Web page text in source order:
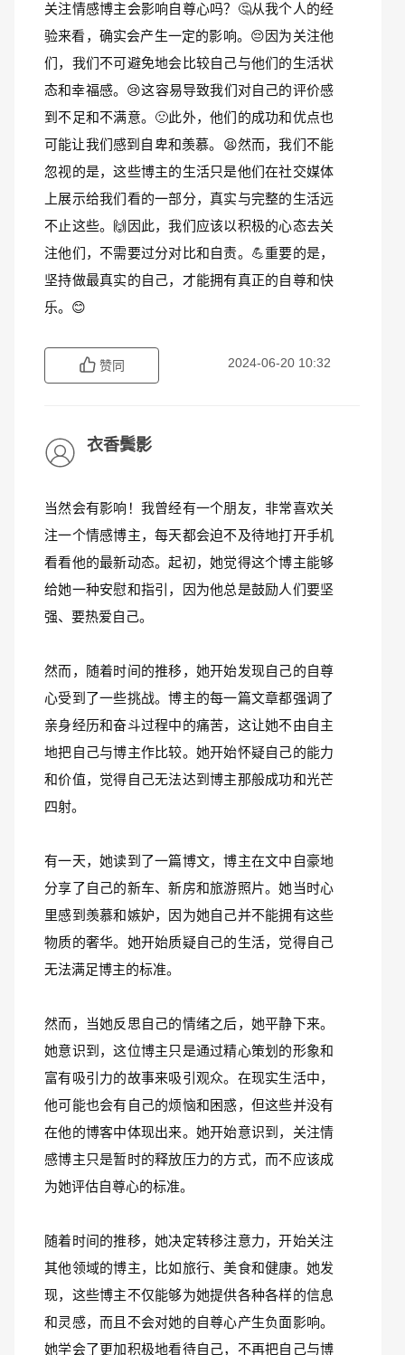
关注情感博主会影响自尊心吗？🤔从我个人的经
验来看，确实会产生一定的影响。😔因为关注他
们，我们不可避免地会比较自己与他们的生活状
态和幸福感。😢这容易导致我们对自己的评价感
到不足和不满意。🙁此外，他们的成功和优点也
可能让我们感到自卑和羡慕。😫然而，我们不能
忽视的是，这些博主的生活只是他们在社交媒体
上展示给我们看的一部分，真实与完整的生活远
不止这些。🙌因此，我们应该以积极的心态去关
注他们，不需要过分对比和自责。💪重要的是，
坚持做最真实的自己，才能拥有真正的自尊和快
乐。😊
赞同 2024-06-20 10:32
衣香鬓影
当然会有影响！我曾经有一个朋友，非常喜欢关
注一个情感博主，每天都会迫不及待地打开手机
看看他的最新动态。起初，她觉得这个博主能够
给她一种安慰和指引，因为他总是鼓励人们要坚
强、要热爱自己。
然而，随着时间的推移，她开始发现自己的自尊
心受到了一些挑战。博主的每一篇文章都强调了
亲身经历和奋斗过程中的痛苦，这让她不由自主
地把自己与博主作比较。她开始怀疑自己的能力
和价值，觉得自己无法达到博主那般成功和光芒
四射。
有一天，她读到了一篇博文，博主在文中自豪地
分享了自己的新车、新房和旅游照片。她当时心
里感到羡慕和嫉妒，因为她自己并不能拥有这些
物质的奢华。她开始质疑自己的生活，觉得自己
无法满足博主的标准。
然而，当她反思自己的情绪之后，她平静下来。
她意识到，这位博主只是通过精心策划的形象和
富有吸引力的故事来吸引观众。在现实生活中，
他可能也会有自己的烦恼和困惑，但这些并没有
在他的博客中体现出来。她开始意识到，关注情
感博主只是暂时的释放压力的方式，而不应该成
为她评估自尊心的标准。
随着时间的推移，她决定转移注意力，开始关注
其他领域的博主，比如旅行、美食和健康。她发
现，这些博主不仅能够为她提供各种各样的信息
和灵感，而且不会对她的自尊心产生负面影响。
她学会了更加积极地看待自己，不再把自己与博